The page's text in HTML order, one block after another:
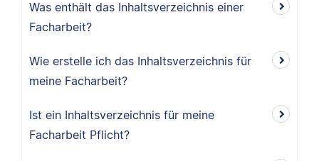
Was enthält das Inhaltsverzeichnis einer
Facharbeit?
Wie erstelle ich das Inhaltsverzeichnis für
meine Facharbeit?
Ist ein Inhaltsverzeichnis für meine
Facharbeit Pflicht?